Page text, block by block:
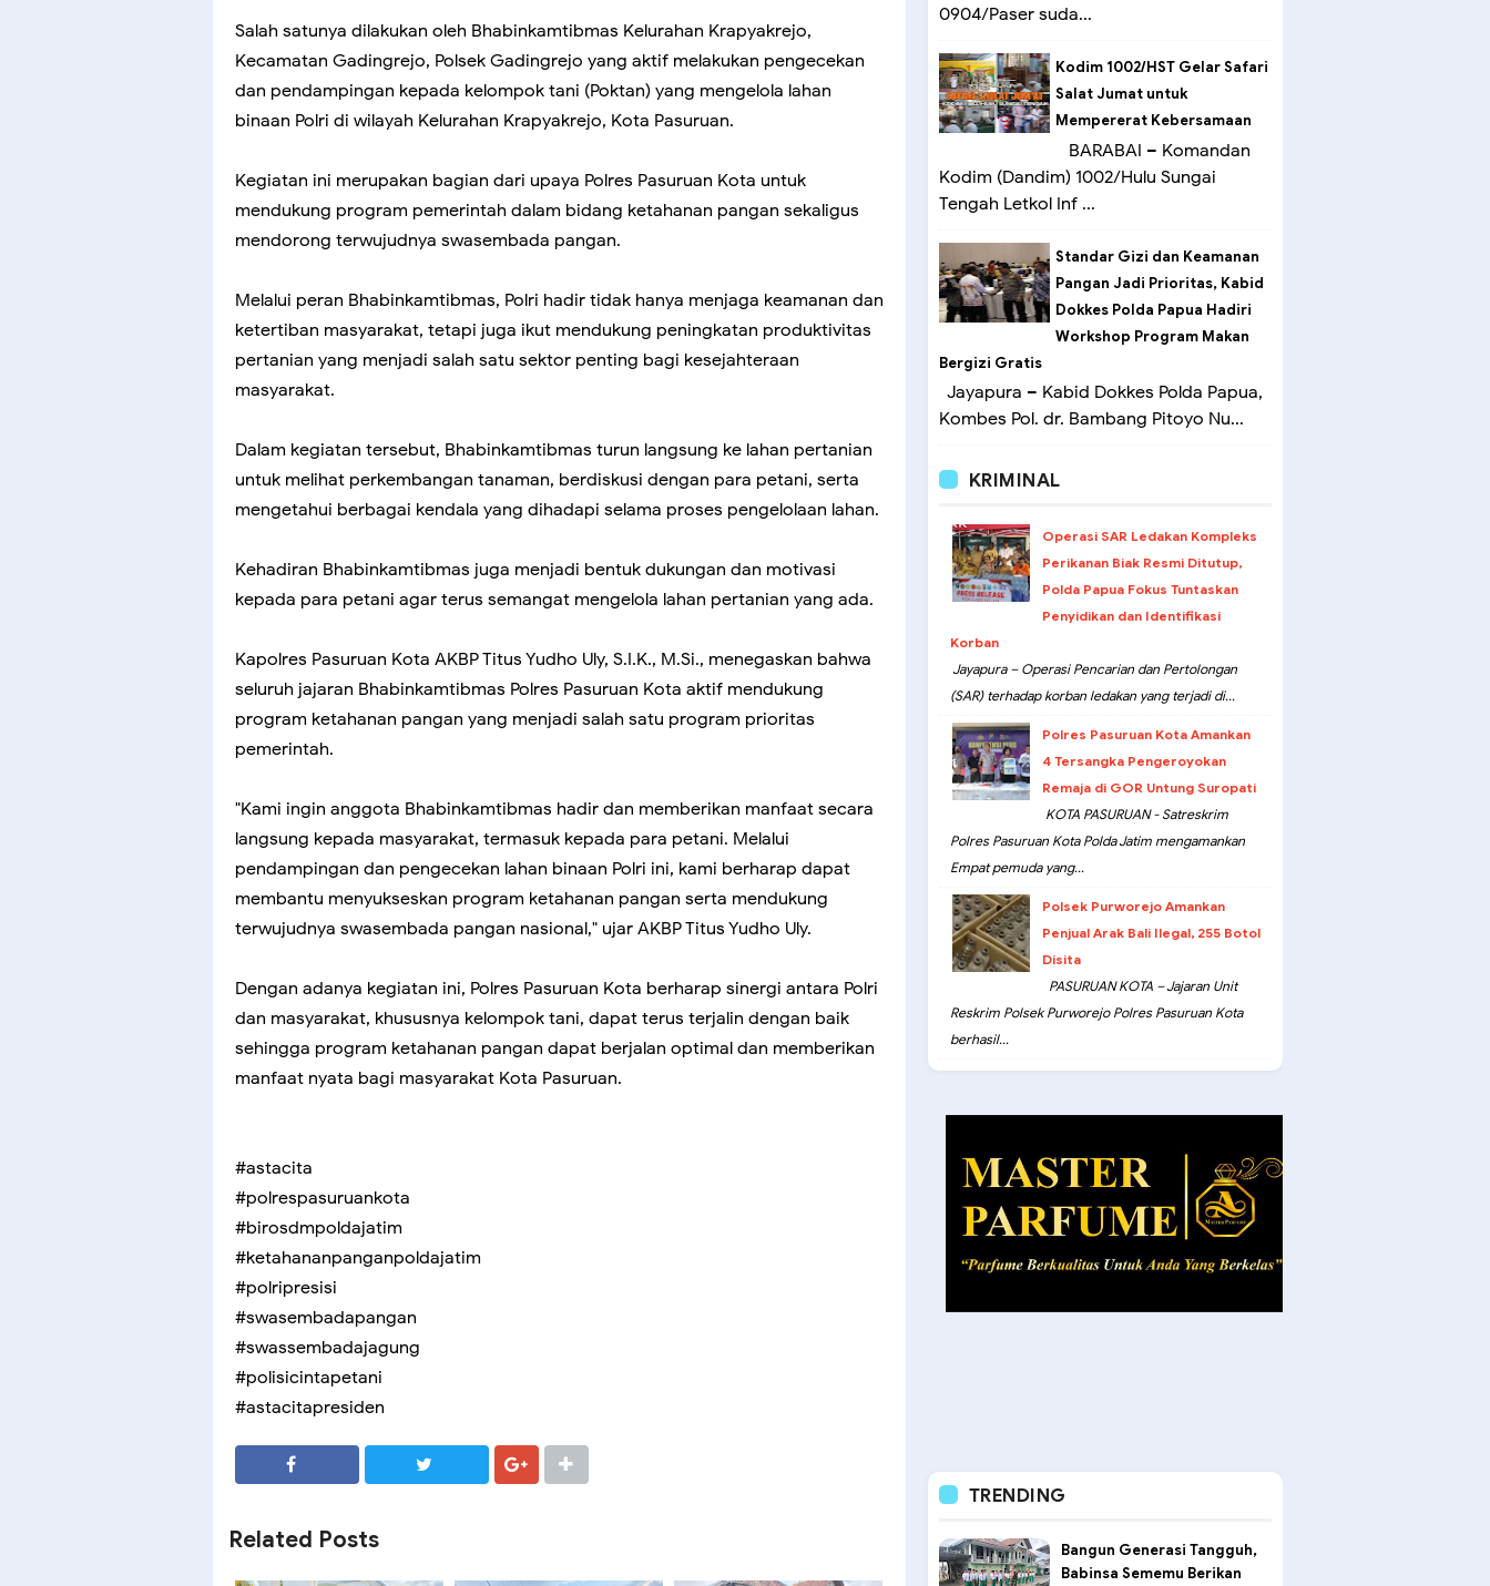
Salah satunya dilakukan oleh Bhabinkamtibmas Kelurahan Krapyakrejo,
Kecamatan Gadingrejo, Polsek Gadingrejo yang aktif melakukan pengecekan
dan pendampingan kepada kelompok tani (Poktan) yang mengelola lahan
binaan Polri di wilayah Kelurahan Krapyakrejo, Kota Pasuruan.
Kegiatan ini merupakan bagian dari upaya Polres Pasuruan Kota untuk
mendukung program pemerintah dalam bidang ketahanan pangan sekaligus
mendorong terwujudnya swasembada pangan.
Melalui peran Bhabinkamtibmas, Polri hadir tidak hanya menjaga keamanan dan
ketertiban masyarakat, tetapi juga ikut mendukung peningkatan produktivitas
pertanian yang menjadi salah satu sektor penting bagi kesejahteraan
masyarakat.
Dalam kegiatan tersebut, Bhabinkamtibmas turun langsung ke lahan pertanian
untuk melihat perkembangan tanaman, berdiskusi dengan para petani, serta
mengetahui berbagai kendala yang dihadapi selama proses pengelolaan lahan.
Kehadiran Bhabinkamtibmas juga menjadi bentuk dukungan dan motivasi
kepada para petani agar terus semangat mengelola lahan pertanian yang ada.
Kapolres Pasuruan Kota AKBP Titus Yudho Uly, S.I.K., M.Si., menegaskan bahwa
seluruh jajaran Bhabinkamtibmas Polres Pasuruan Kota aktif mendukung
program ketahanan pangan yang menjadi salah satu program prioritas
pemerintah.
"Kami ingin anggota Bhabinkamtibmas hadir dan memberikan manfaat secara
langsung kepada masyarakat, termasuk kepada para petani. Melalui
pendampingan dan pengecekan lahan binaan Polri ini, kami berharap dapat
membantu menyukseskan program ketahanan pangan serta mendukung
terwujudnya swasembada pangan nasional," ujar AKBP Titus Yudho Uly.
Dengan adanya kegiatan ini, Polres Pasuruan Kota berharap sinergi antara Polri
dan masyarakat, khususnya kelompok tani, dapat terus terjalin dengan baik
sehingga program ketahanan pangan dapat berjalan optimal dan memberikan
manfaat nyata bagi masyarakat Kota Pasuruan.
#astacita
#polrespasuruankota
#birosdmpoldajatim
#ketahananpanganpoldajatim
#polripresisi
#swasembadapangan
#swassembadajagung
#polisicintapetani
#astacitapresiden
Related Posts
0904/Paser suda...
Kodim 1002/HST Gelar Safari
Salat Jumat untuk
Mempererat Kebersamaan
BARABAI – Komandan
Kodim (Dandim) 1002/Hulu Sungai
Tengah Letkol Inf ...
Standar Gizi dan Keamanan
Pangan Jadi Prioritas, Kabid
Dokkes Polda Papua Hadiri
Workshop Program Makan
Bergizi Gratis
Jayapura – Kabid Dokkes Polda Papua,
Kombes Pol. dr. Bambang Pitoyo Nu...
KRIMINAL
Operasi SAR Ledakan Kompleks
Perikanan Biak Resmi Ditutup,
Polda Papua Fokus Tuntaskan
Penyidikan dan Identifikasi
Korban
Jayapura – Operasi Pencarian dan Pertolongan
(SAR) terhadap korban ledakan yang terjadi di...
Polres Pasuruan Kota Amankan
4 Tersangka Pengeroyokan
Remaja di GOR Untung Suropati
KOTA PASURUAN - Satreskrim
Polres Pasuruan Kota Polda Jatim mengamankan
Empat pemuda yang...
Polsek Purworejo Amankan
Penjual Arak Bali Ilegal, 255 Botol
Disita
PASURUAN KOTA – Jajaran Unit
Reskrim Polsek Purworejo Polres Pasuruan Kota
berhasil...
TRENDING
Bangun Generasi Tangguh,
Babinsa Sememu Berikan